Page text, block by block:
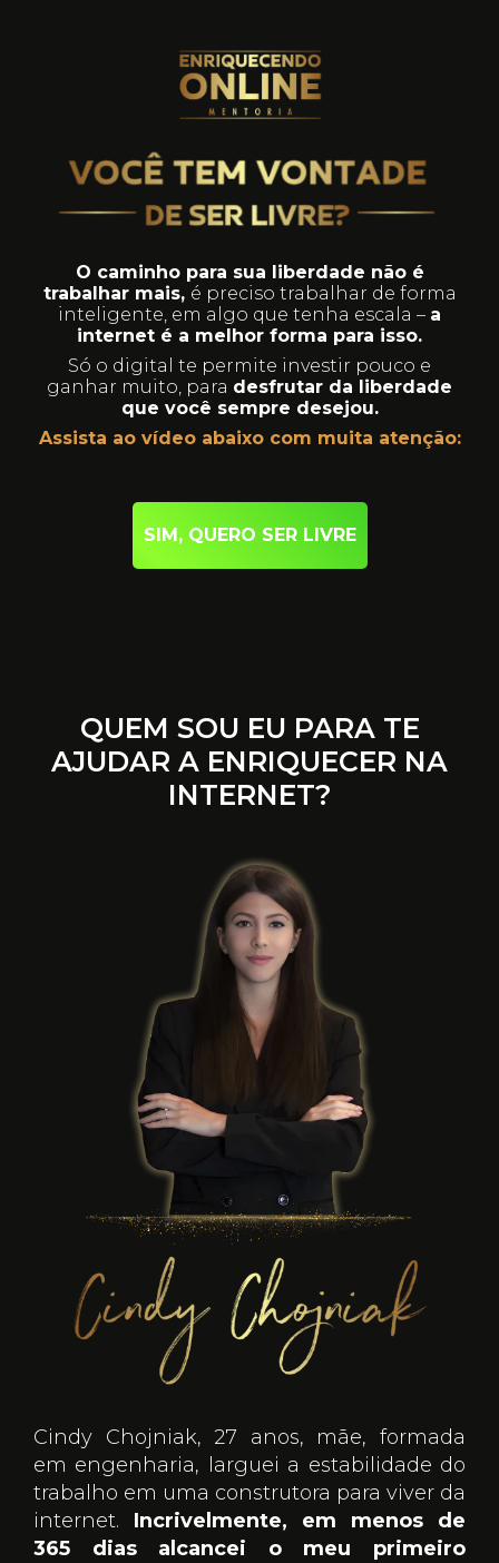
O caminho para sua liberdade não é
trabalhar mais, é preciso trabalhar de forma
inteligente, em algo que tenha escala – a
internet é a melhor forma para isso.
Só o digital te permite investir pouco e
ganhar muito, para desfrutar da liberdade
que você sempre desejou.
Assista ao vídeo abaixo com muita atenção:
SIM, QUERO SER LIVRE
QUEM SOU EU PARA TE
AJUDAR A ENRIQUECER NA
INTERNET?
Cindy Chojniak, 27 anos, mãe, formada
em engenharia, larguei a estabilidade do
trabalho em uma construtora para viver da
internet. Incrivelmente, em menos de
365 dias alcancei o meu primeiro